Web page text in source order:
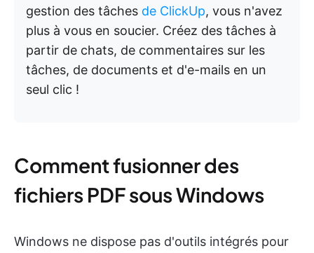
gestion des tâches de ClickUp, vous n'avez
plus à vous en soucier. Créez des tâches à
partir de chats, de commentaires sur les
tâches, de documents et d'e-mails en un
seul clic !
Comment fusionner des
fichiers PDF sous Windows
Windows ne dispose pas d'outils intégrés pour